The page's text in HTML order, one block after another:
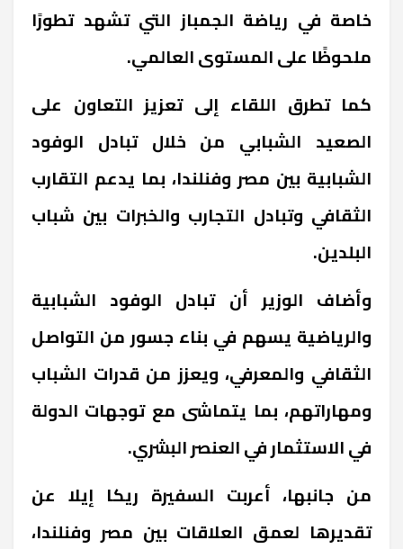
خاصة في رياضة الجمباز التي تشهد تطورًا
ملحوظًا على المستوى العالمي.
كما تطرق اللقاء إلى تعزيز التعاون على
الصعيد الشبابي من خلال تبادل الوفود
الشبابية بين مصر وفنلندا، بما يدعم التقارب
الثقافي وتبادل التجارب والخبرات بين شباب
البلدين.
وأضاف الوزير أن تبادل الوفود الشبابية
والرياضية يسهم في بناء جسور من التواصل
الثقافي والمعرفي، ويعزز من قدرات الشباب
ومهاراتهم، بما يتماشى مع توجهات الدولة
في الاستثمار في العنصر البشري.
من جانبها، أعربت السفيرة ريكا إيلا عن
تقديرها لعمق العلاقات بين مصر وفنلندا،